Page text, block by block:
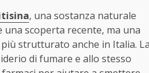
, una sostanza naturale
scoperta recente, ma una
strutturato anche in Italia.
di fumare e allo stesso